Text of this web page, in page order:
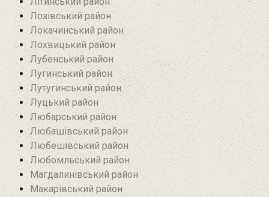
Лозівський район
Локачинський район
Лохвицький район
Лубенський район
Лугинський район‎
Лутугинський район
Луцький район
Любарський район‎
Любашівський район‎
Любешівський район
Любомльський район
Магдалинівський район
Макарівський район